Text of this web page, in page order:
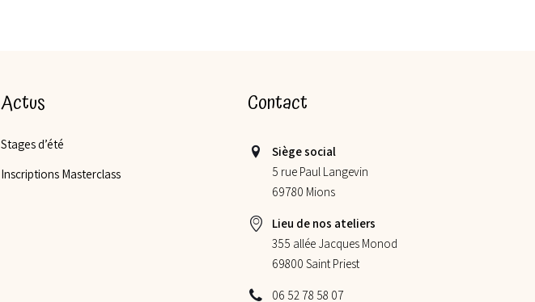
Actus
Stages d’été
Inscriptions Masterclass
Contact
Siège social
5 rue Paul Langevin
69780 Mions
Lieu de nos ateliers
355 allée Jacques Monod
69800 Saint Priest
06 52 78 58 07